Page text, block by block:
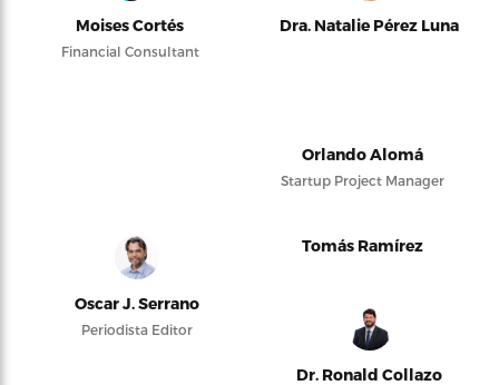
Moises Cortés
Financial Consultant
Dra. Natalie Pérez Luna
Orlando Alomá
Startup Project Manager
Oscar J. Serrano
Periodista Editor
Tomás Ramírez
Dr. Ronald Collazo